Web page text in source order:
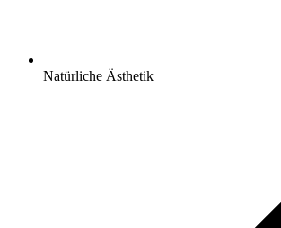
Natürliche Ästhetik